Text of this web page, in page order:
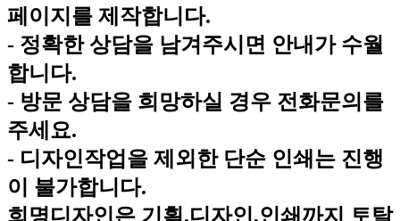
페이지를 제작합니다.
- 정확한 상담을 남겨주시면 안내가 수월
합니다.
- 방문 상담을 희망하실 경우 전화문의를
주세요.
- 디자인작업을 제외한 단순 인쇄는 진행
이 불가합니다.
희명디자인은 기획,디자인,인쇄까지 토탈